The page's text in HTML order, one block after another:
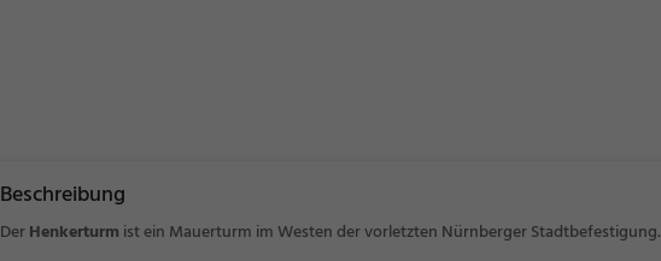
Beschreibung
DerHenkerturm ist ein Mauerturm im Westen der vorletzten Nürnberger Stadtbefestigung.